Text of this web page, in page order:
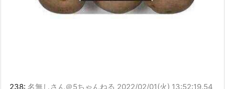
238: 名無しさん＠5ちゃんねる 2022/02/01(火) 13:52:19.54